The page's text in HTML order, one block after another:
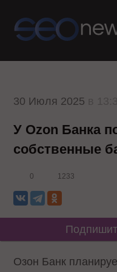
30 Июля 2025
У Ozon Банка
собственные
0 1233
Озон Банк